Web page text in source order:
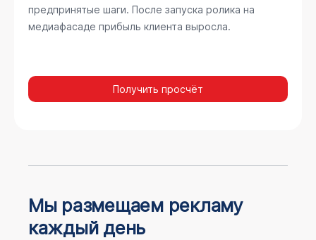
предпринятые шаги. После запуска ролика на
медиафасаде прибыль клиента выросла.
Получить просчёт
Мы размещаем рекламу
каждый день